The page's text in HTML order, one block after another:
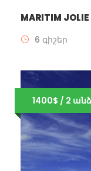
MARITIM JOLIE
6 գիշեր
1400$ / 2